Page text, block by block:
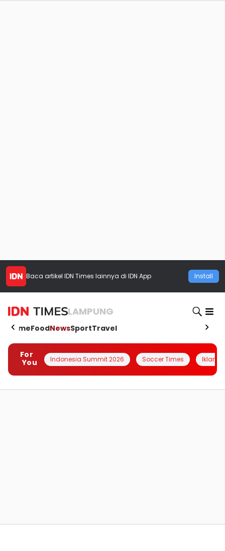
Baca artikel IDN Times lainnya di IDN App Install
LAMPUNG
HomeFoodNewsSportTravel
For
You
Indonesia Summit 2026 Soccer Times Iklanin